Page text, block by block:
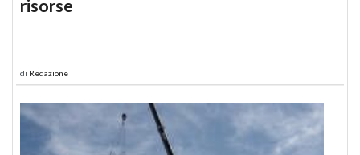
risorse
di Redazione